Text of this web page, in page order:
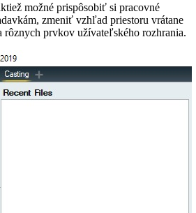
možné prispôsobiť si pracovné
zmeniť vzhľad priestoru vrátane
rôznych prvkov užívateľského rozhrania.